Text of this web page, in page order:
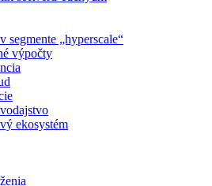
segmente „hyperscale“
výpočty
ekosystém